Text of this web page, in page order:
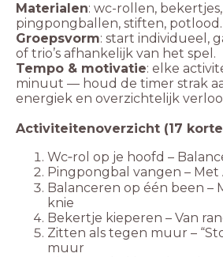
Materialen: wc-rollen,
pingpongballen, stiften, potlood.
Groepsvorm: start individueel,
of trio’s afhankelijk van het spel.
Tempo & motivatie: elke
minuut — houd de timer strak
energiek en overzichtelijk
Activiteitenoverzicht (17
Wc‑rol op je hoofd –
Pingpongbal vangen – Met
Balanceren op één been –
knie
Bekertje kieperen – Van
Zitten als tegen muur –
muur